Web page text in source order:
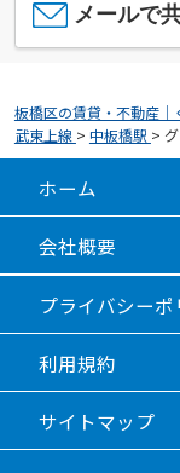
メールで
板橋区の賃貸・不動産｜
武東上線 > 中板橋駅 >
ホーム
会社概要
プライバシーポ
利用規約
サイトマップ